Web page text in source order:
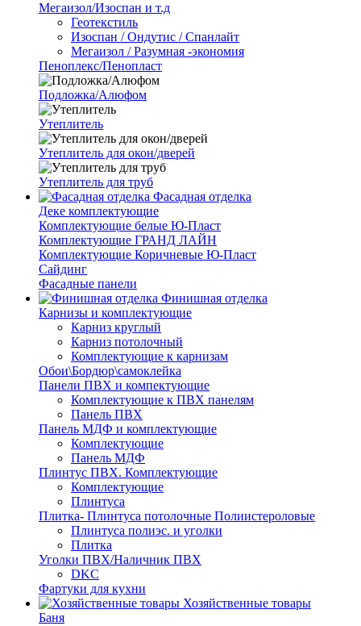
Мегаизол/Изоспан и т.д
Геотекстиль
Изоспан / Ондутис / Спанлайт
Мегаизол / Разумная -экономия
Пеноплекс/Пенопласт
Подложка/Алюфом
Утеплитель
Утеплитель для окон/дверей
Утеплитель для труб
Фасадная отделка
Деке комплектующие
Комплектующие белые Ю-Пласт
Комплектующие ГРАНД ЛАЙН
Комплектующие Коричневые Ю-Пласт
Сайдинг
Фасадные панели
Финишная отделка
Карнизы и комплектующие
Карниз круглый
Карниз потолочный
Комплектующие к карнизам
Обои\Бордюр\самоклейка
Панели ПВХ и компектующие
Комплектующие к ПВХ панелям
Панель ПВХ
Панель МДФ и комплектующие
Комплектующие
Панель МДФ
Плинтус ПВХ. Комплектующие
Комплектующие
Плинтуса
Плитка- Плинтуса потолочные Полиистероловые
Плинтуса полиэс. и уголки
Плитка
Уголки ПВХ/Наличник ПВХ
DKC
Фартуки для кухни
Хозяйственные товары
Баня